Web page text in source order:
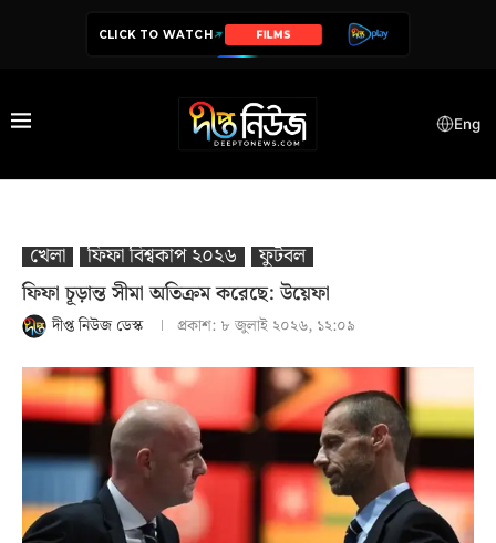
CLICK TO WATCH SERIES
Eng
খেলা ফিফা বিশ্বকাপ ২০২৬
ফুটবল
ফিফা চূড়ান্ত সীমা অতিক্রম করেছে: উয়েফা
দীপ্ত নিউজ ডেস্ক প্রকাশ: ৮ জুলাই ২০২৬, ১২:০৯